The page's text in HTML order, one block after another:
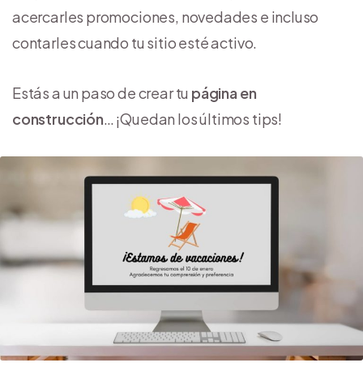
acercarles promociones, novedades e incluso
contarles cuando tu sitio esté activo.
Estás a un paso de crear tu página en
construcción… ¡Quedan los últimos tips!